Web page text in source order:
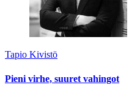
Tapio Kivistö
Pieni virhe, suuret vahingot